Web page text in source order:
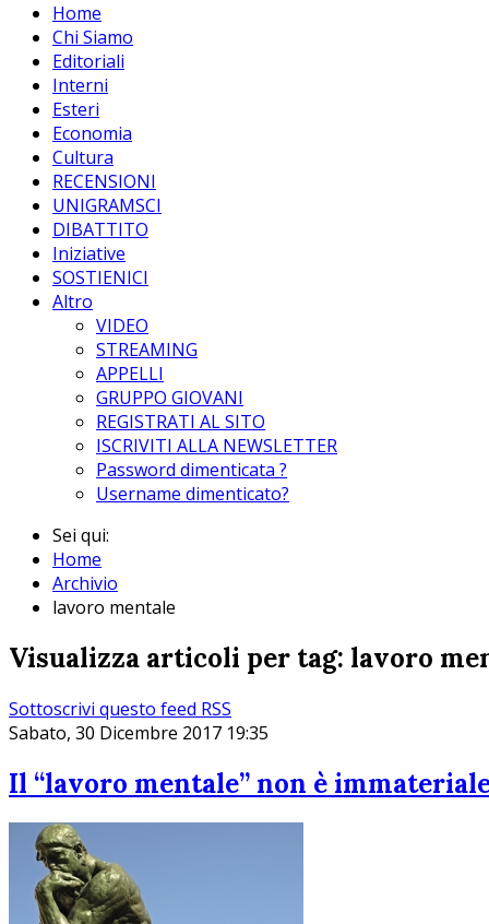
Home
Chi Siamo
Editoriali
Interni
Esteri
Economia
Cultura
RECENSIONI
UNIGRAMSCI
DIBATTITO
Iniziative
SOSTIENICI
Altro
VIDEO
STREAMING
APPELLI
GRUPPO GIOVANI
REGISTRATI AL SITO
ISCRIVITI ALLA NEWSLETTER
Password dimenticata ?
Username dimenticato?
Sei qui:
Home
Archivio
lavoro mentale
Visualizza articoli per tag: lavoro
Sottoscrivi questo feed RSS
Sabato, 30 Dicembre 2017 19:35
Il “lavoro mentale” non è